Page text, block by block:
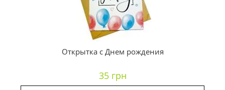
Открытка с Днем рождения
35 грн